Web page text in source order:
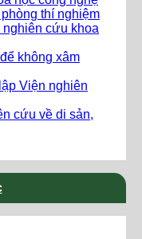
thí nghiệm
cứu khoa
không xâm
Viện nghiên
cứu về di sản,